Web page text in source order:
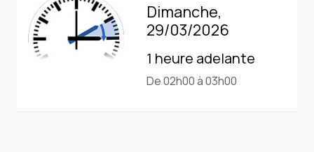
Dimanche,
29/03/2026
1 heure adelante
De 02h00 à 03h00